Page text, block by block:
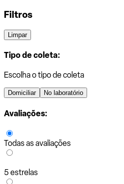
Filtros
Limpar
Tipo de coleta:
Escolha o tipo de coleta
Domiciliar No laboratório
Avaliações:
Todas as avaliações
5 estrelas